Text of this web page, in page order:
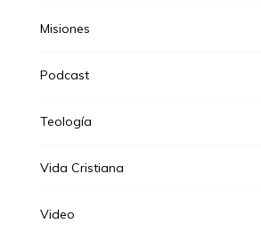
Misiones
Podcast
Teología
Vida Cristiana
Video